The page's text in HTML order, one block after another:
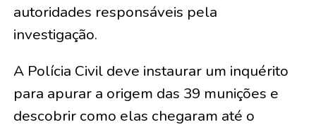
autoridades responsáveis pela
investigação.
A Polícia Civil deve instaurar um inquérito
para apurar a origem das 39 munições e
descobrir como elas chegaram até o